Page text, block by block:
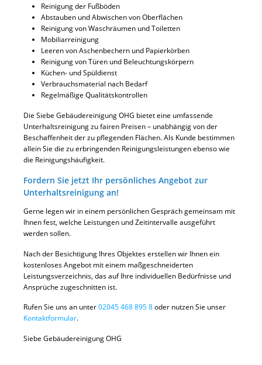
Reinigung der Fußböden
Abstauben und Abwischen von Oberflächen
Reinigung von Waschräumen und Toiletten
Mobiliarreinigung
Leeren von Aschenbechern und Papierkörben
Reinigung von Türen und Beleuchtungskörpern
Küchen- und Spüldienst
Verbrauchsmaterial nach Bedarf
Regelmäßige Qualitätskontrollen
Die Siebe Gebäudereinigung OHG bietet eine umfassende
Unterhaltsreinigung zu fairen Preisen – unabhängig von der
Beschaffenheit der zu pflegenden Flächen. Als Kunde bestimmen
allein Sie die zu erbringenden Reinigungsleistungen ebenso wie
die Reinigungshäufigkeit.
Fordern Sie jetzt Ihr persönliches Angebot zur
Unterhaltsreinigung an!
Gerne legen wir in einem persönlichen Gespräch gemeinsam mit
Ihnen fest, welche Leistungen und Zeitintervalle ausgeführt
werden sollen.
Nach der Besichtigung Ihres Objektes erstellen wir Ihnen ein
kostenloses Angebot mit einem maßgeschneiderten
Leistungsverzeichnis, das auf Ihre individuellen Bedürfnisse und
Ansprüche zugeschnitten ist.
Rufen Sie uns an unter02045 468 895 8oder nutzen Sie unser
Kontaktformular.
Siebe Gebäudereinigung OHG